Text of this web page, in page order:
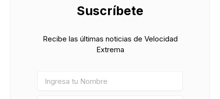
Suscríbete
Recibe las últimas noticias de Velocidad
Extrema